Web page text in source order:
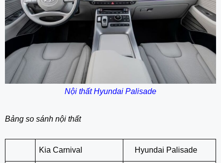
Nội thất Hyundai Palisade
Bảng so sánh nội thất
Kia Carnival Hyundai Palisade